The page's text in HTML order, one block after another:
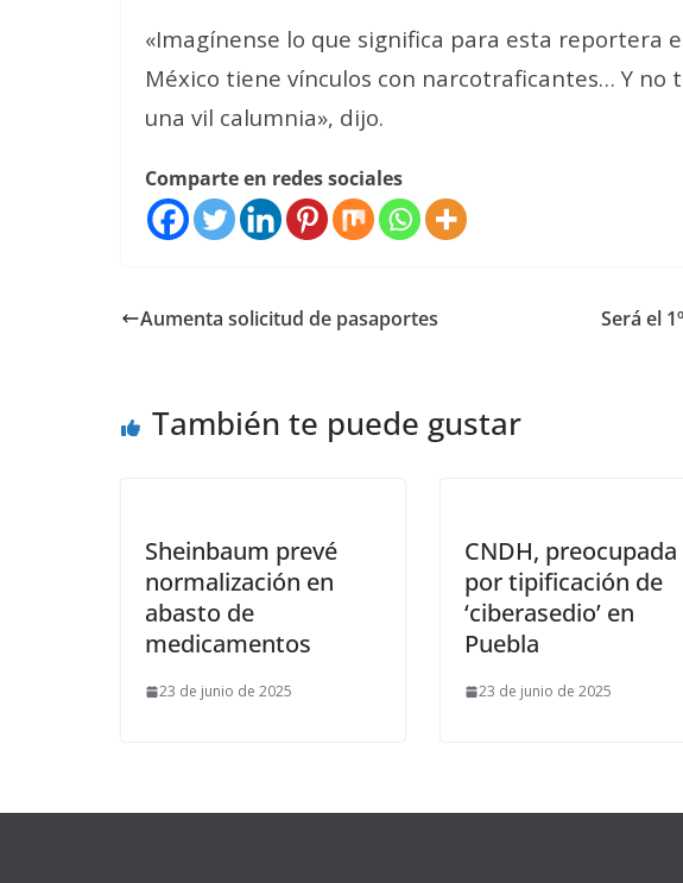
«Imagínense lo que significa para esta reportera
México tiene vínculos con narcotraficantes… Y no
una vil calumnia», dijo.
Comparte en redes sociales
Aumenta solicitud de pasaportes
Será el
También te puede gustar
Sheinbaum prevé
normalización en
abasto de
medicamentos
23 de junio de 2025
CNDH, preocupada
por tipificación de
‘ciberasedio’ en
Puebla
23 de junio de 2025